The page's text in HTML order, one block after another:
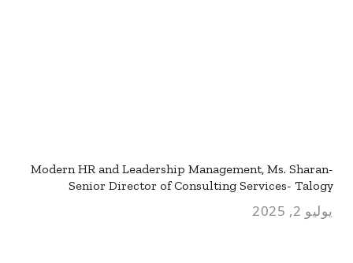
Modern HR and Leadership Management, Ms. Sharan-
Senior Director of Consulting Services- Talogy
يوليو 2, 2025